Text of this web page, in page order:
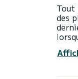
Tout
des
une